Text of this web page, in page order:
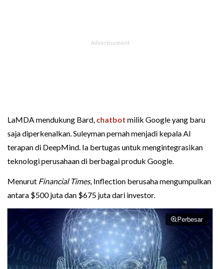
LaMDA mendukung Bard, chatbot milik Google yang baru
saja diperkenalkan. Suleyman pernah menjadi kepala AI
terapan di DeepMind. Ia bertugas untuk mengintegrasikan
teknologi perusahaan di berbagai produk Google.
Menurut Financial Times, Inflection berusaha mengumpulkan
antara $500 juta dan $675 juta dari investor.
Perbesar